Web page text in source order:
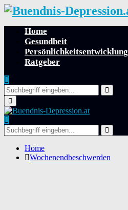
Home
Gesundheit
Persönlichkeitsentwicklung
Ratgeber
Search
for:
Search
Primary
Menu
Search
for:
Search
Home
Wochenendbeschwerden